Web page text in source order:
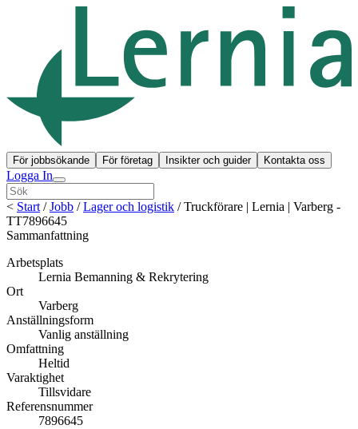
För jobbsökande För företag Insikter och guider Kontakta oss
Logga In
< Start /Jobb /Lager och logistik /Truckförare | Lernia | Varberg -
TT7896645
Sammanfattning
Arbetsplats
Lernia Bemanning & Rekrytering
Ort
Varberg
Anställningsform
Vanlig anställning
Omfattning
Heltid
Varaktighet
Tillsvidare
Referensnummer
7896645